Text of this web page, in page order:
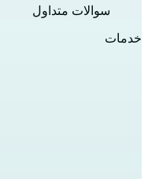
سوالات متداول
خدمات